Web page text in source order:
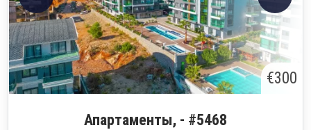
€300
Апартаменты, - #5468